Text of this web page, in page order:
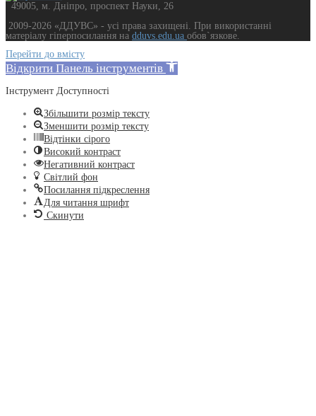
49005, м. Дніпро, проспект Науки, 26
2009-2026 «ДДУВС» - усi права захищенi. При використанні
матеріалу гіперпосилання на dduvs.edu.ua обов`язкове.
Перейти до вмісту
Відкрити Панель інструментів
Інструмент Доступності
Збільшити розмір тексту
Зменшити розмір тексту
Відтінки сірого
Високий контраст
Негативний контраст
Світлий фон
Посилання підкреслення
Для читання шрифт
Скинути